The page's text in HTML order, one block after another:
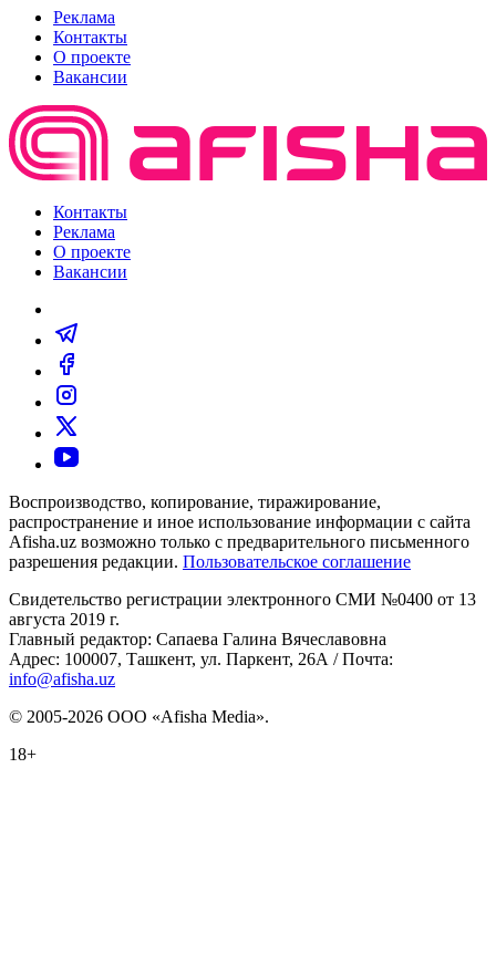
Реклама
Контакты
О проекте
Вакансии
Контакты
Реклама
О проекте
Вакансии
Воспроизводство, копирование, тиражирование,
распространение и иное использование информации с сайта
Afisha.uz возможно только с предварительного письменного
разрешения редакции. Пользовательское соглашение
Свидетельство регистрации электронного СМИ №0400 от 13
августа 2019 г.
Главный редактор: Сапаева Галина Вячеславовна
Адрес: 100007, Ташкент, ул. Паркент, 26А / Почта:
info@afisha.uz
© 2005-2026 ООО «Afisha Media».
18+